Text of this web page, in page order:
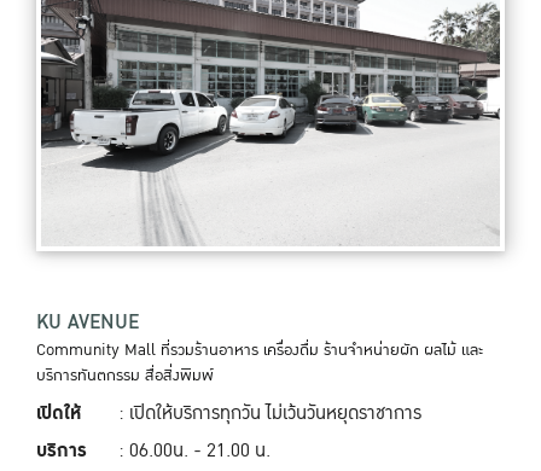
KU AVENUE
Community Mall ที่รวมร้านอาหาร เครื่องดื่ม ร้านจำหน่ายผัก ผลไม้ และ
บริการทันตกรรม สื่อสิ่งพิมพ์
เปิดให้
บริการ
: เปิดให้บริการทุกวัน ไม่เว้นวันหยุดราชาการ
: 06.00น. - 21.00 น.